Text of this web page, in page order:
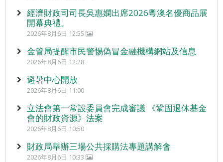
經濟財政司司長吳惠嫻出席2026粵澳名優商品展
開幕典禮。
2026年8月6日 12:55
金管局提醒市民警惕偽冒金融機構網站及信息
2026年8月6日 12:28
避暑中心開放
2026年8月6日 11:00
立法會第一常設委員會完成審議 《鞏固退休基金
會的財政資源》法案
2026年8月6日 10:50
財政局舉辦三場公共採購法專題講解會
2026年8月6日 10:33